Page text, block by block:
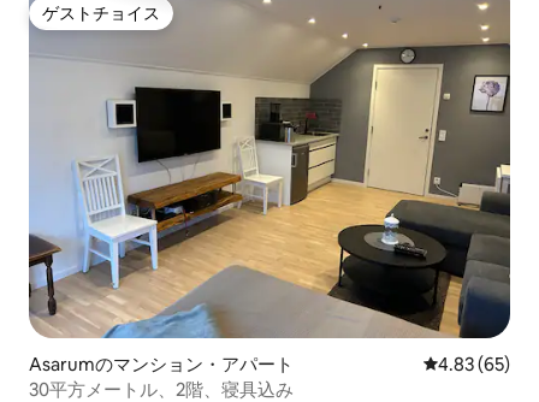
ゲストチョイス
ゲストチョイス
Asarumのマンション・アパート レビュー65
4.83 (65)
30平方メートル、2階、寝具込み